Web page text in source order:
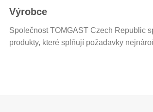
Výrobce
Společnost TOMGAST Czech Republic
produkty, které splňují požadavky